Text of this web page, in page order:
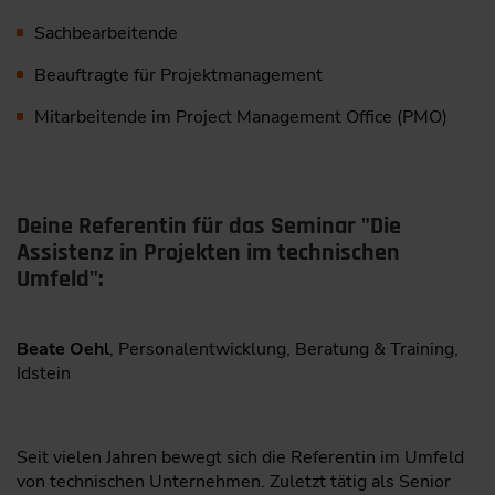
Sachbearbeitende
Beauftragte für Projektmanagement
Mitarbeitende im Project Management Office (PMO)
Deine Referentin für das Seminar "Die
Assistenz in Projekten im technischen
Umfeld":
Beate Oehl, Personalentwicklung, Beratung & Training,
Idstein
Seit vielen Jahren bewegt sich die Referentin im Umfeld
von technischen Unternehmen. Zuletzt tätig als Senior